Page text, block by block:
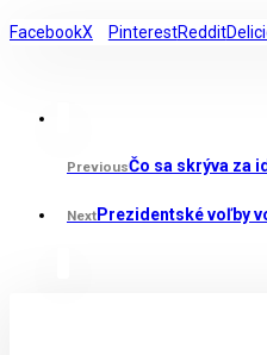
FacebookX PinterestReddit
PreviousČo sa skrýva za
Next Prezidentské voľby